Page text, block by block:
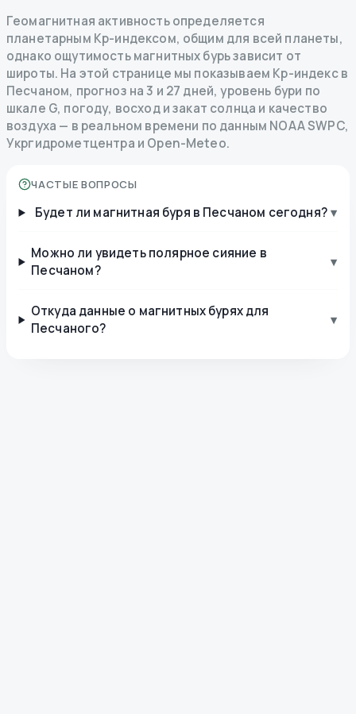
Геомагнитная активность определяется
планетарным Kp-индексом, общим для всей планеты,
однако ощутимость магнитных бурь зависит от
широты. На этой странице мы показываем Kp-индекс в
Песчаном, прогноз на 3 и 27 дней, уровень бури по
шкале G, погоду, восход и закат солнца и качество
воздуха — в реальном времени по данным NOAA SWPC,
Укргидрометцентра и Open-Meteo.
ЧАСТЫЕ ВОПРОСЫ
Будет ли магнитная буря в Песчаном сегодня? ▾
Можно ли увидеть полярное сияние в
Песчаном?
▾
Откуда данные о магнитных бурях для
Песчаного?
▾